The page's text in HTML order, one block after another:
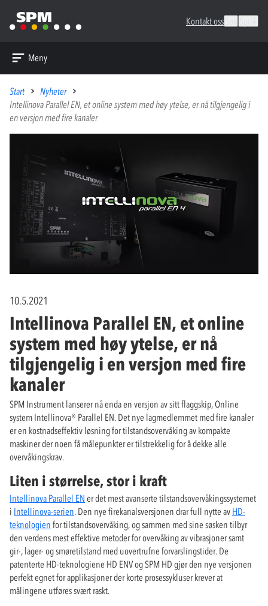
Kontakt oss
Meny
Start
Nyheter
Intellinova Parallel EN, et online system med høy ytelse, er nå tilgjengelig i
en versjon med fire kanaler
10.5.2021
Intellinova Parallel EN, et online
system med høy ytelse, er nå
tilgjengelig i en versjon med fire
kanaler
SPM Instrument lanserer nå enda en versjon av sitt flaggskip, Online
system Intellinova® Parallel EN. Det nye lagmedlemmet med fire kanaler
er en kostnadseffektiv løsning for tilstandsovervåking av kompakte
maskiner der noen få målepunkter er tilstrekkelig for å dekke alle
overvåkingskrav.
Liten i størrelse, stor i kraft
Intellinova Parallel EN er det mest avanserte tilstandsovervåkingssystemet
i Intellinova-serien. Den nye firekanalsversjonen drar full nytte av HD-
teknologien for tilstandsovervåking, og sammen med sine søsken tilbyr
den verdens mest effektive metoder for overvåking av vibrasjoner samt
gir-, lager- og smøretilstand med uovertrufne forvarslingstider. De
patenterte HD-teknologiene HD ENV og SPM HD gjør den nye versjonen
perfekt egnet for applikasjoner der korte prosessykluser krever at
målingene utføres svært raskt.